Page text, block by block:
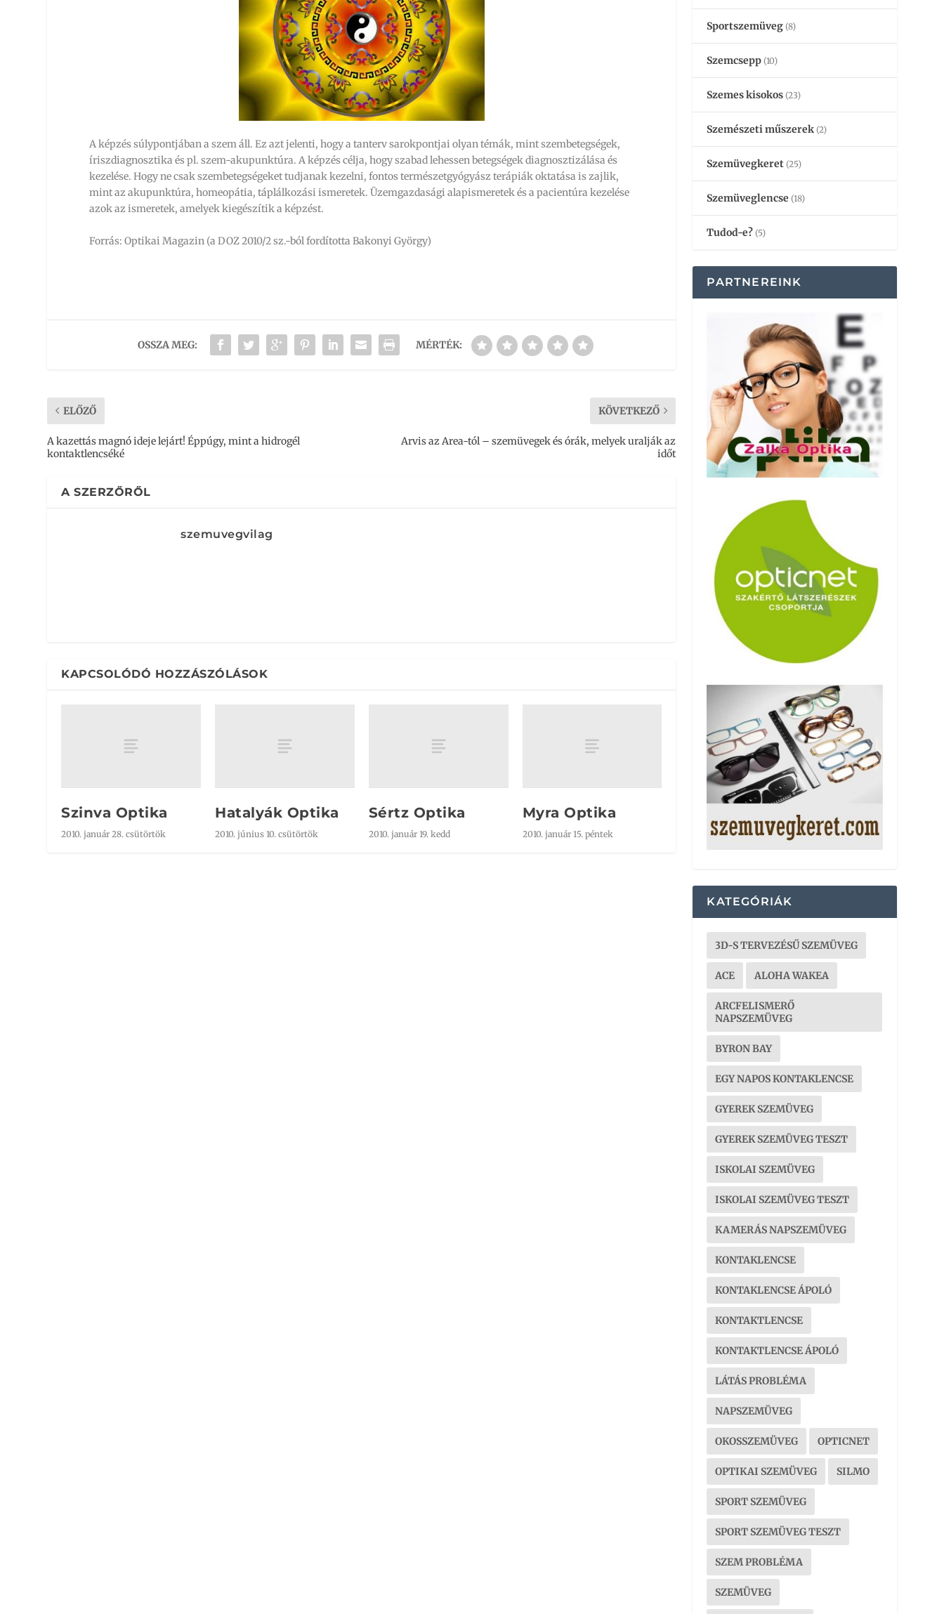
A képzés súlypontjában a szem áll. Ez azt jelenti, hogy a tanterv sarokpontjai olyan témák, mint szembetegségek,
íriszdiagnosztika és pl. szem-akupunktúra. A képzés célja, hogy szabad lehessen betegségek diagnosztizálása és
kezelése. Hogy ne csak szembetegségeket tudjanak kezelni, fontos természetgyógyász terápiák oktatása is zajlik,
mint az akupunktúra, homeopátia, táplálkozási ismeretek. Üzemgazdasági alapismeretek és a pacientúra kezelése
azok az ismeretek, amelyek kiegészítik a képzést.
Forrás: Optikai Magazin (a DOZ 2010/2 sz.-ból fordította Bakonyi György)
OSSZA MEG: MÉRTÉK:
ELŐZŐ
A kazettás magnó ideje lejárt! Éppúgy, mint a hidrogél
kontaktlencséké
KÖVETKEZŐ
Arvis az Area-tól – szemüvegek és órák, melyek uralják az
időt
A SZERZŐRŐL
szemuvegvilag
KAPCSOLÓDÓ HOZZÁSZÓLÁSOK
Szinva Optika
2010. január 28. csütörtök
Hatalyák Optika
2010. június 10. csütörtök
Sértz Optika
2010. január 19. kedd
Myra Optika
2010. január 15. péntek
Sportszemüveg (8)
Szemcsepp (10)
Szemes kisokos (23)
Szemészeti műszerek (2)
Szemüvegkeret (25)
Szemüveglencse (18)
Tudod-e? (5)
PARTNEREINK
KATEGÓRIÁK
3D-S TERVEZÉSŰ SZEMÜVEG
ACE ALOHA WAKEA
ARCFELISMERŐ
NAPSZEMÜVEG
BYRON BAY
EGY NAPOS KONTAKLENCSE
GYEREK SZEMÜVEG
GYEREK SZEMÜVEG TESZT
ISKOLAI SZEMÜVEG
ISKOLAI SZEMÜVEG TESZT
KAMERÁS NAPSZEMÜVEG
KONTAKLENCSE
KONTAKLENCSE ÁPOLÓ
KONTAKTLENCSE
KONTAKTLENCSE ÁPOLÓ
LÁTÁS PROBLÉMA
NAPSZEMÜVEG
OKOSSZEMÜVEG OPTICNET
OPTIKAI SZEMÜVEG SILMO
SPORT SZEMÜVEG
SPORT SZEMÜVEG TESZT
SZEM PROBLÉMA
SZEMÜVEG